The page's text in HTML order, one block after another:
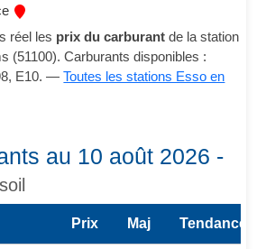
réel les prix du carburant de la station
(51100). Carburants disponibles :
E10. —Toutes les stations Esso en
au 10 août 2026 -
Prix Maj Tendance